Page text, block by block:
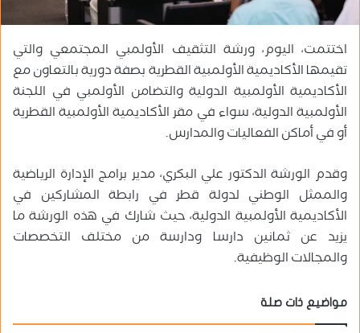
ك
ت
ر
و
ن
ي
ا
اختتمت، اليوم، ورشة التثقيف الأولمبي المجتمعي والتي
تقيمها الأكاديمية الأولمبية القطرية بصفة دورية بالتعاون مع
الأكاديمية الأولمبية الدولية والتضامن الأولمبي في اللجنة
الأولمبية الدولية، سواء في مقر الأكاديمية الأولمبية القطرية
أو في أماكن الفعاليات والمدارس.
وقدم الورشة الدكتور علي البكري، مدير برامج الإدارة الرياضية
والممثل الوطني لدولة قطر في رابطة المشاركين في
الأكاديمية الأولمبية الدولية، حيث شارك في هذه الورشة ما
يزيد عن ثمانين دارسا ودارسة من مختلف التخصصات
والمجالات الوظيفية.
مواضيع ذات صلة